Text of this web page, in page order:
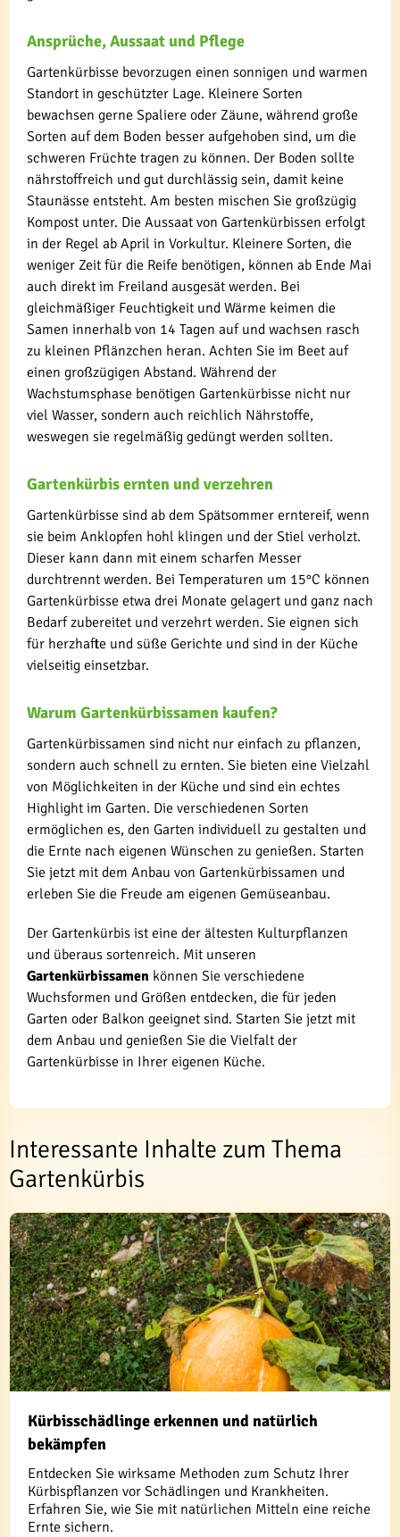
Ansprüche, Aussaat und Pflege
Gartenkürbisse bevorzugen einen sonnigen und warmen
Standort in geschützter Lage. Kleinere Sorten
bewachsen gerne Spaliere oder Zäune, während große
Sorten auf dem Boden besser aufgehoben sind, um die
schweren Früchte tragen zu können. Der Boden sollte
nährstoffreich und gut durchlässig sein, damit keine
Staunässe entsteht. Am besten mischen Sie großzügig
Kompost unter. Die Aussaat von Gartenkürbissen erfolgt
in der Regel ab April in Vorkultur. Kleinere Sorten, die
weniger Zeit für die Reife benötigen, können ab Ende Mai
auch direkt im Freiland ausgesät werden. Bei
gleichmäßiger Feuchtigkeit und Wärme keimen die
Samen innerhalb von 14 Tagen auf und wachsen rasch
zu kleinen Pflänzchen heran. Achten Sie im Beet auf
einen großzügigen Abstand. Während der
Wachstumsphase benötigen Gartenkürbisse nicht nur
viel Wasser, sondern auch reichlich Nährstoffe,
weswegen sie regelmäßig gedüngt werden sollten.
Gartenkürbis ernten und verzehren
Gartenkürbisse sind ab dem Spätsommer erntereif, wenn
sie beim Anklopfen hohl klingen und der Stiel verholzt.
Dieser kann dann mit einem scharfen Messer
durchtrennt werden. Bei Temperaturen um 15°C können
Gartenkürbisse etwa drei Monate gelagert und ganz nach
Bedarf zubereitet und verzehrt werden. Sie eignen sich
für herzhafte und süße Gerichte und sind in der Küche
vielseitig einsetzbar.
Warum Gartenkürbissamen kaufen?
Gartenkürbissamen sind nicht nur einfach zu pflanzen,
sondern auch schnell zu ernten. Sie bieten eine Vielzahl
von Möglichkeiten in der Küche und sind ein echtes
Highlight im Garten. Die verschiedenen Sorten
ermöglichen es, den Garten individuell zu gestalten und
die Ernte nach eigenen Wünschen zu genießen. Starten
Sie jetzt mit dem Anbau von Gartenkürbissamen und
erleben Sie die Freude am eigenen Gemüseanbau.
Der Gartenkürbis ist eine der ältesten Kulturpflanzen
und überaus sortenreich. Mit unseren
Gartenkürbissamen können Sie verschiedene
Wuchsformen und Größen entdecken, die für jeden
Garten oder Balkon geeignet sind. Starten Sie jetzt mit
dem Anbau und genießen Sie die Vielfalt der
Gartenkürbisse in Ihrer eigenen Küche.
Interessante Inhalte zum Thema
Gartenkürbis
Kürbisschädlinge erkennen und natürlich
bekämpfen
Entdecken Sie wirksame Methoden zum Schutz Ihrer
Kürbispflanzen vor Schädlingen und Krankheiten.
Erfahren Sie, wie Sie mit natürlichen Mitteln eine reiche
Ernte sichern.